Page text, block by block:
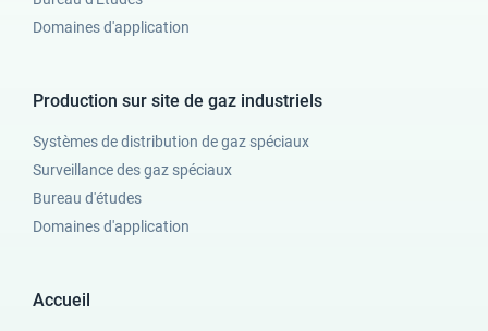
Domaines d'application
Production sur site de gaz industriels
Systèmes de distribution de gaz spéciaux
Surveillance des gaz spéciaux
Bureau d'études
Domaines d'application
Accueil